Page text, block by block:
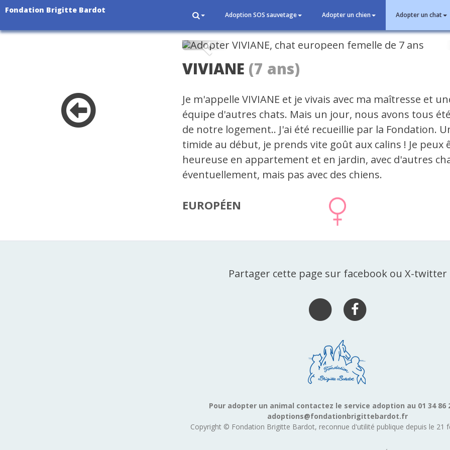
Fondation Brigitte Bardot
Adoption SOS sauvetage Adopter un chien Adopter un chat
Précédent
VIVIANE (7 ans)
Je m'appelle VIVIANE et je vivais avec ma maîtresse et
équipe d'autres chats. Mais un jour, nous avons tous
de notre logement.. J'ai été recueillie par la Fondation.
timide au début, je prends vite goût aux calins ! Je peux
heureuse en appartement et en jardin, avec d'autres
éventuellement, mais pas avec des chiens.
EUROPÉEN
Partager cette page sur facebook ou X-twitter
Pour adopter un animal contactez le service adoption au 01 34 86
adoptions@fondationbrigittebardot.fr
Copyright © Fondation Brigitte Bardot, reconnue d'utilité publique depuis le 21